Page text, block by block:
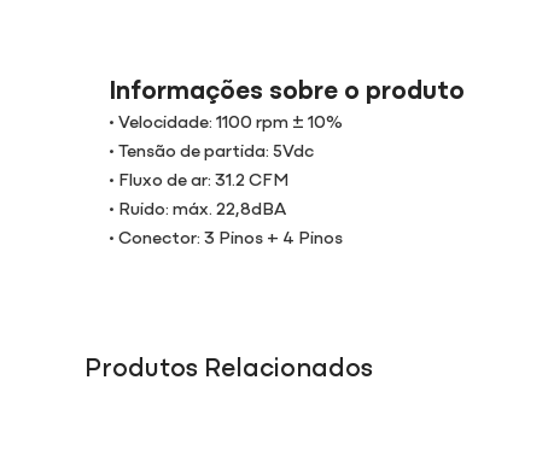
Informações sobre o produto
• Velocidade: 1100 rpm ± 10%
• Tensão de partida: 5Vdc
• Fluxo de ar: 31.2 CFM
• Ruido: máx. 22,8dBA
• Conector: 3 Pinos + 4 Pinos
Produtos Relacionados